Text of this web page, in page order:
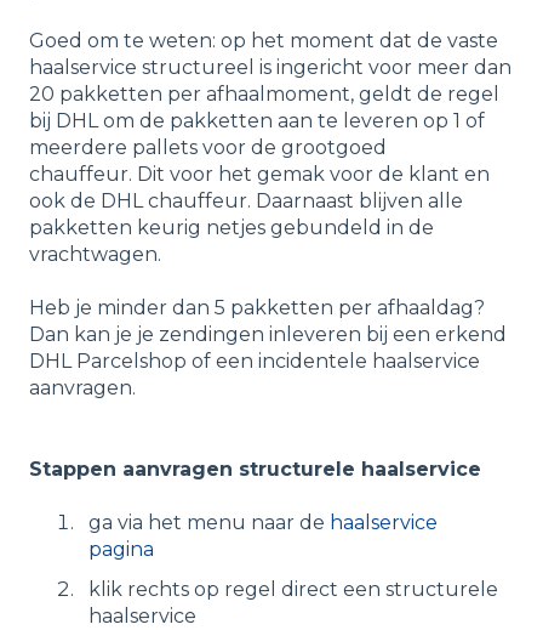
Goed om te weten: op het moment dat de vaste
haalservice structureel is ingericht voor meer dan
20 pakketten per afhaalmoment, geldt de regel
bij DHL om de pakketten aan te leveren op 1 of
meerdere pallets voor de grootgoed
chauffeur. Dit voor het gemak voor de klant en
ook de DHL chauffeur. Daarnaast blijven alle
pakketten keurig netjes gebundeld in de
vrachtwagen.
Heb je minder dan 5 pakketten per afhaaldag?
Dan kan je je zendingen inleveren bij een erkend
DHL Parcelshop of een incidentele haalservice
aanvragen.
Stappen aanvragen structurele haalservice
ga via het menu naar de haalservice
pagina
klik rechts op regel direct een structurele
haalservice